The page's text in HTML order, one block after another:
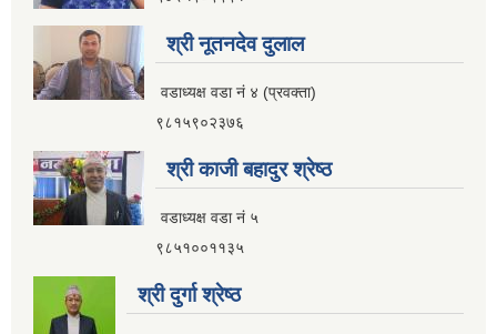
श्री नूतनदेव दुलाल
वडाध्यक्ष वडा नं ४ (प्रवक्ता)
९८१५९०२३७६
श्री काजी बहादुर श्रेष्ठ
वडाध्यक्ष वडा नं ५
९८५१००११३५
श्री दुर्गा श्रेष्ठ